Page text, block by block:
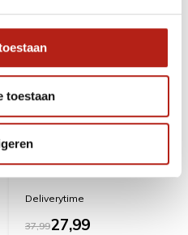
toestaan
1.2 Cm Breekplank blauw
met foam - gemakkelijk - S
Deliverytime
37,9927,99